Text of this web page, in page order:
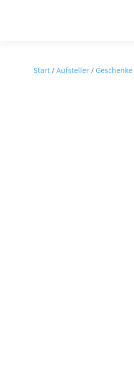
Start /Aufsteller / Geschenke